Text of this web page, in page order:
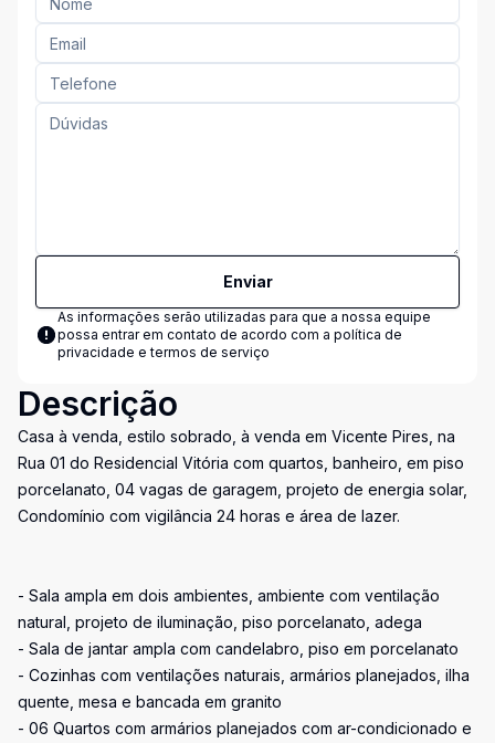
Enviar
As informações serão utilizadas para que a nossa equipe
possa entrar em contato de acordo com a política de
privacidade e termos de serviço
Descrição
Casa à venda, estilo sobrado, à venda em Vicente Pires, na
Rua 01 do Residencial Vitória com quartos, banheiro, em piso
porcelanato, 04 vagas de garagem, projeto de energia solar,
Condomínio com vigilância 24 horas e área de lazer.
- Sala ampla em dois ambientes, ambiente com ventilação
natural, projeto de iluminação, piso porcelanato, adega
- Sala de jantar ampla com candelabro, piso em porcelanato
- Cozinhas com ventilações naturais, armários planejados, ilha
quente, mesa e bancada em granito
- 06 Quartos com armários planejados com ar-condicionado e